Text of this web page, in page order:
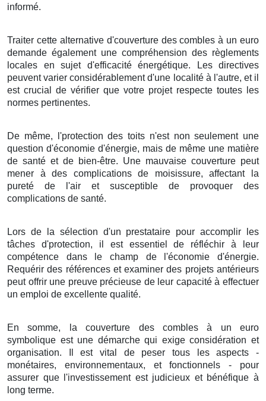
informé.
Traiter cette alternatived'couverturedescombles à un euro
demande égalementune compréhension des règlements
locales en sujetd'efficacité énergétique. Les directives
peuvent varier considérablementd'une localitéà l'autre, et il
est crucial de vérifier que votre projetrespecte toutes les
normes pertinentes.
De même, l'protection des toits n'est non seulementune
question d'économie d'énergie, mais de même une matière
de santé et de bien-être. Une mauvaise couverture peut
mener à des complicationsde moisissure, affectant la
pureté de l'air et susceptible de provoquer des
complications de santé.
Lors de la sélection d'un prestataire pouraccomplir les
tâches d'protection, il est essentiel de réfléchir à leur
compétence dans le champ de l'économie d'énergie.
Requérir des référencesetexaminer des projetsantérieurs
peut offrirune preuveprécieuse de leur capacitéàeffectuer
un emploi de excellente qualité.
En somme, la couverture des comblesà un
euro
symbolique est une démarchequi exige considération et
organisation. Il est vital de peser tous lesaspects -
monétaires, environnementaux, etfonctionnels - pour
assurer que l'investissementest judicieux et bénéfique à
long terme.